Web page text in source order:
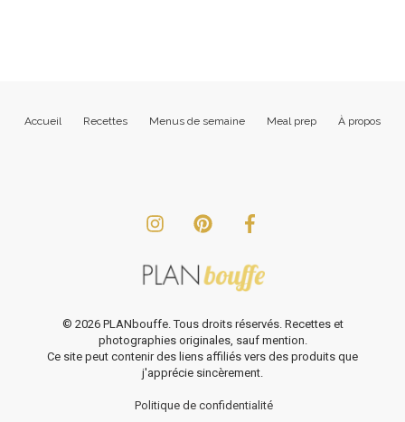
Accueil Recettes Menus de semaine Meal prep À propos
© 2026PLANbouffe. Tous droits réservés. Recettes et
photographies originales, sauf mention.
Ce site peut contenir des liens affiliés vers des produits que
j'apprécie sincèrement.
Politique de confidentialité